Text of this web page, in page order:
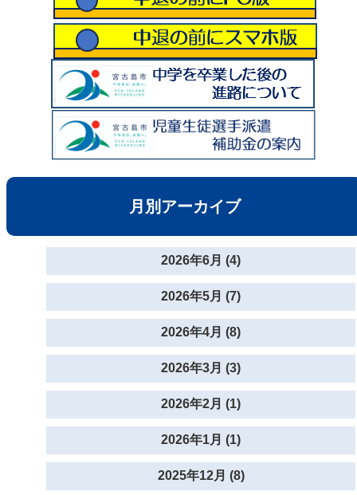
月別アーカイブ
2026年6月 (4)
2026年5月 (7)
2026年4月 (8)
2026年3月 (3)
2026年2月 (1)
2026年1月 (1)
2025年12月 (8)